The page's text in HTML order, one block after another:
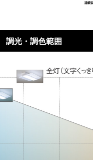
調光・調色範囲